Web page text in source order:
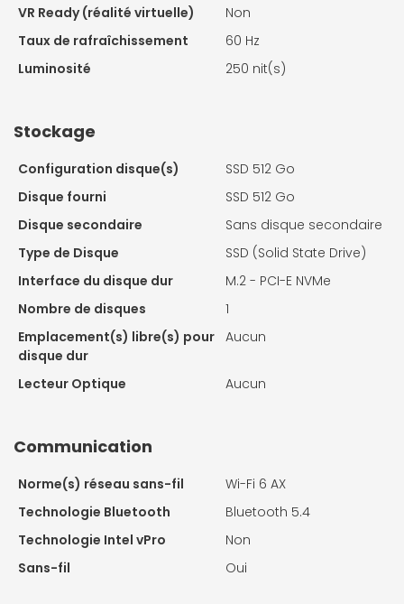
VR Ready (réalité virtuelle)
Non
Taux de rafraîchissement
60 Hz
Luminosité
250 nit(s)
Stockage
Configuration disque(s)
SSD 512 Go
Disque fourni
SSD 512 Go
Disque secondaire
Sans disque secondaire
Type de Disque
SSD (Solid State Drive)
Interface du disque dur
M.2 - PCI-E NVMe
Nombre de disques
1
Emplacement(s) libre(s) pour
disque dur
Aucun
Lecteur Optique Aucun
Communication
Norme(s) réseau sans-fil
Wi-Fi 6 AX
Technologie Bluetooth
Bluetooth 5.4
Technologie Intel vPro
Non
Sans-fil
Oui